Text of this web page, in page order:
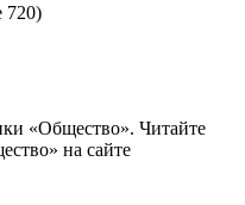
720)
«Общество». Читайте
на сайте